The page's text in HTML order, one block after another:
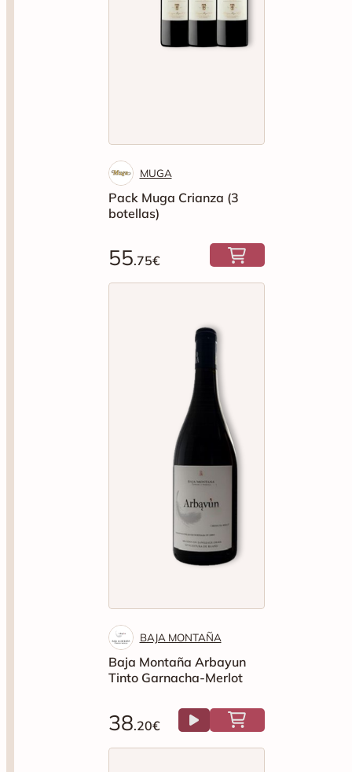
MUGA
Pack Muga Crianza (3
botellas)
55.75€
BAJA MONTAÑA
Baja Montaña Arbayun
Tinto Garnacha-Merlot
38.20€